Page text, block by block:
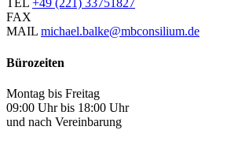
TEL +49 (221) 33751827
FAX
MAIL michael.balke@mbconsilium.de
Bürozeiten
Montag bis Freitag
09:00 Uhr bis 18:00 Uhr
und nach Vereinbarung